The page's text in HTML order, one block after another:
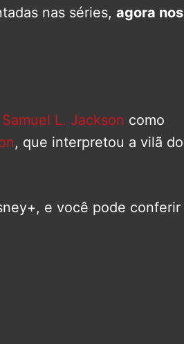
nas séries, agora nos
Samuel L. Jackson como
, que interpretou a vilã do
e você pode conferir